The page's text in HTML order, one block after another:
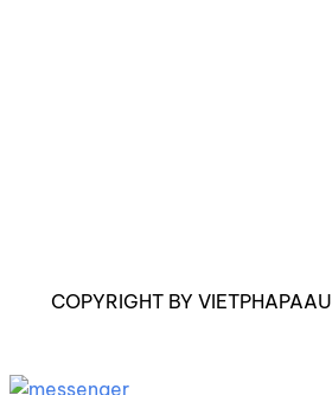
COPYRIGHT BY VIETPHAPAAU